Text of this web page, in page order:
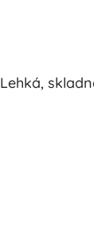
Lehká,